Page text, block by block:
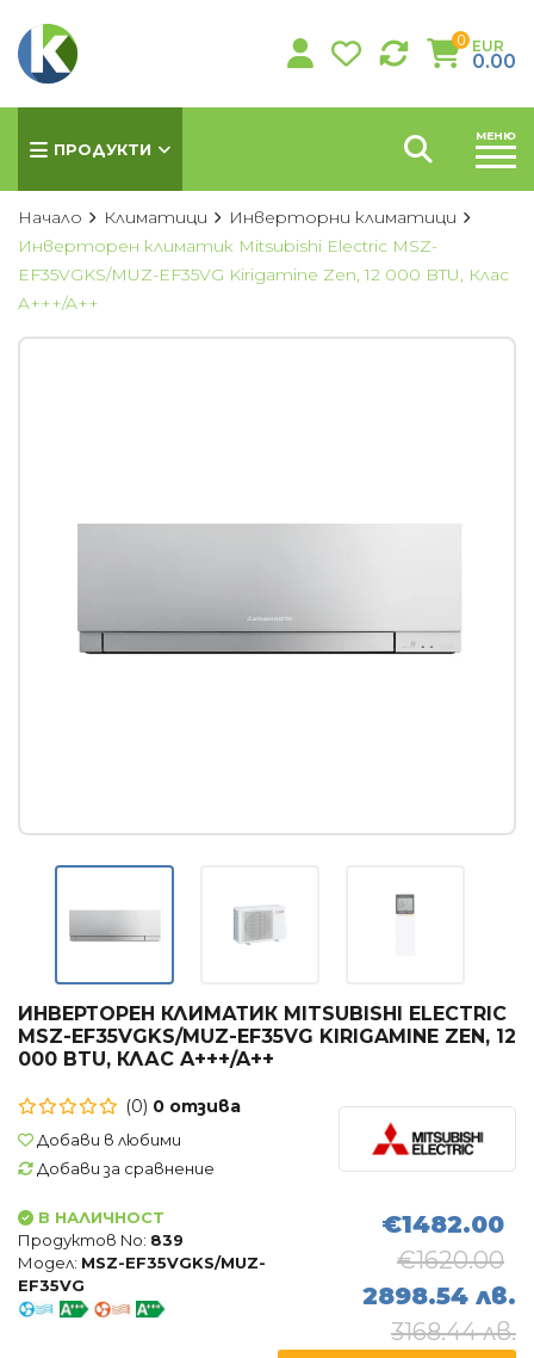
0 EUR
0.00
ПРОДУКТИ
КЛИМАТИЦИ
Стенни конвектори
Термопомпи въздух - вода
ГРИЖА ЗА ВЪЗДУХА
МЕНЮ
Начало Климатици
Инверторни климатици
Инверторен климатик Mitsubishi Electric MSZ-
EF35VGKS/MUZ-EF35VG Kirigamine Zen, 12 000 BTU, Клас
A+++/A++
ИНВЕРТОРЕН КЛИМАТИК MITSUBISHI ELECTRIC
MSZ-EF35VGKS/MUZ-EF35VG KIRIGAMINE ZEN, 12
000 BTU, КЛАС A+++/A++
(0) 0 отзива
Добави в любими
Добави за сравнение
В НАЛИЧНОСТ
Продуктов No: 839
Модел: MSZ-EF35VGKS/MUZ-
EF35VG
€1482.00
€1620.00
2898.54 лв.
3168.44 лв.